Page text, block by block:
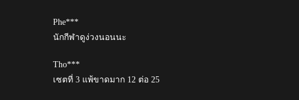
Phe***
นักกีฬาดูง่วงนอนนะ
Tho***
เซตที่ 3 แพ้ขาดมาก 12 ต่อ 25